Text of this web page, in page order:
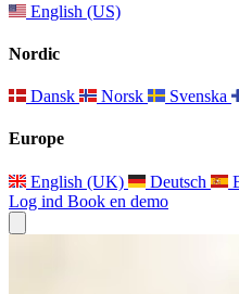
English (US)
Nordic
Dansk Norsk Svenska
Europe
English (UK) Deutsch
Log ind Book en demo